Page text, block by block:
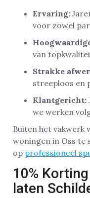
Ervaring:
voor zowel
van
Strakke
streeploos en
Klantgericht:
we werken
Buiten het vakwerk
woningen in Oss te
op professioneel
10%
laten